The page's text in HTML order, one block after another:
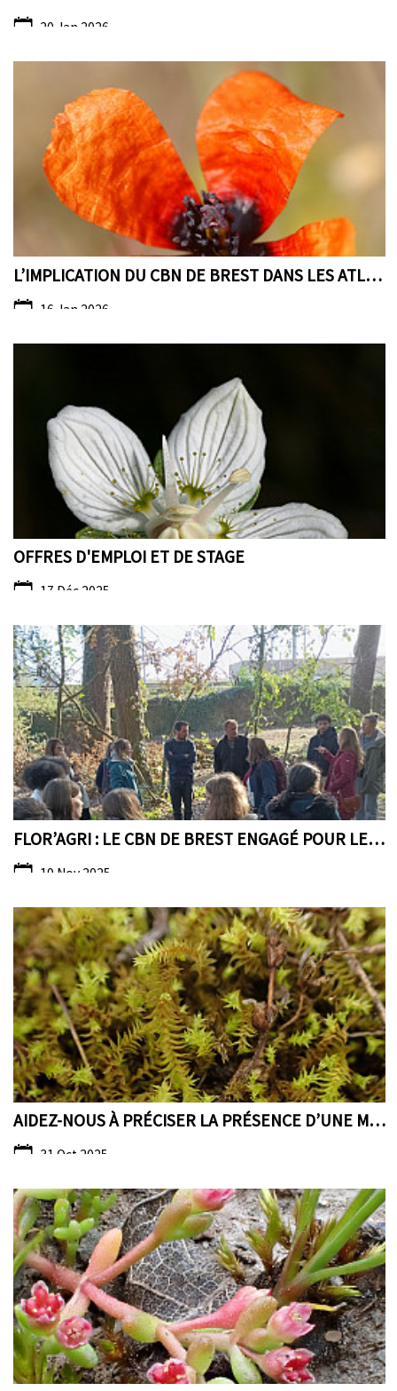
20 Jan 2026
L’IMPLICATION DU CBN DE BREST DANS LES ATLAS DE LA...
16 Jan 2026
OFFRES D'EMPLOI ET DE STAGE
17 Déc 2025
FLOR’AGRI : LE CBN DE BREST ENGAGÉ POUR LES SEMENC...
19 Nov 2025
AIDEZ-NOUS À PRÉCISER LA PRÉSENCE D’UNE MOUSSE NOU...
31 Oct 2025